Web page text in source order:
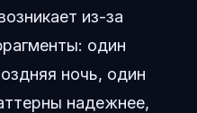
из-за
один
ночь, один
надежнее,